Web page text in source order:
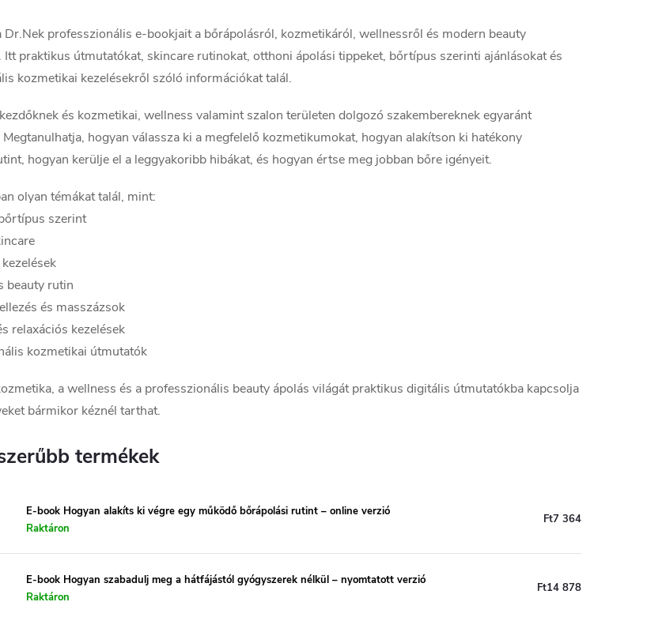
Dr.Nek professzionális e-bookjait a bőrápolásról, kozmetikáról, wellnessről és modern beauty
Itt praktikus útmutatókat, skincare rutinokat, otthoni ápolási tippeket, bőrtípus szerinti ajánlásokat és
kozmetikai kezelésekről szóló információkat talál.
és kozmetikai, wellness valamint szalon területen dolgozó szakembereknek egyaránt
hogyan válassza ki a megfelelő kozmetikumokat, hogyan alakítson ki hatékony
hogyan kerülje el a leggyakoribb hibákat, és hogyan értse meg jobban bőre igényeit.
olyan témákat talál, mint:
szerint
beauty rutin
és masszázsok
relaxációs kezelések
kozmetikai útmutatók
a wellness és a professzionális beauty ápolás világát praktikus digitális útmutatókba kapcsolja
bármikor kéznél tarthat.
termékek
E-book Hogyan alakíts ki végre egy működő bőrápolási rutint – online verzió
Raktáron
Ft7 364
E-book Hogyan szabadulj meg a hátfájástól gyógyszerek nélkül – nyomtatott verzió
Raktáron
Ft14 878